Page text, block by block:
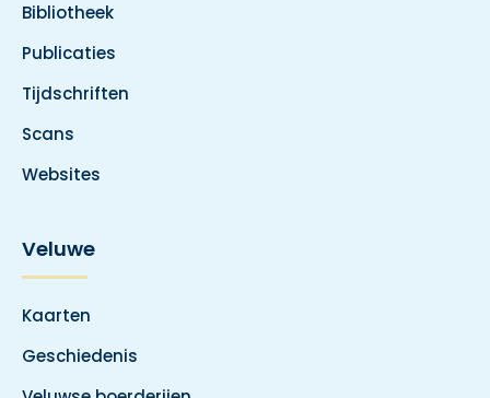
Bibliotheek
Publicaties
Tijdschriften
Scans
Websites
Veluwe
Kaarten
Geschiedenis